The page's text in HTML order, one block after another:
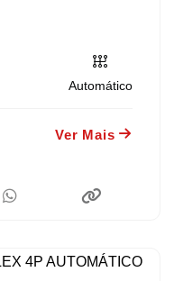
Automático
Ver Mais